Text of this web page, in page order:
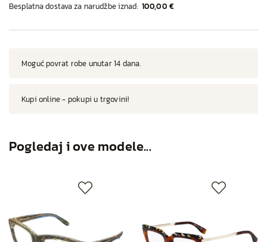
Besplatna dostava za narudžbe iznad: 100,00 €
Moguć povrat robe unutar 14 dana.
Kupi online - pokupi u trgovini!
Pogledaj i ove modele...